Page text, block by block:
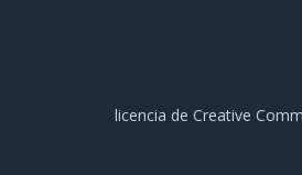
licencia de Creative